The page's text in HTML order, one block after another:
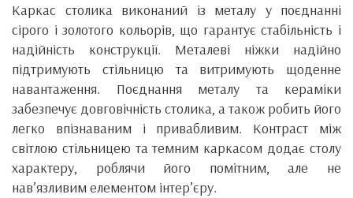
Каркас столика виконаний із металу у поєднанні
сірого і золотого кольорів, що гарантує стабільність і
надійність конструкції. Металеві ніжки надійно
підтримують стільницю та витримують щоденне
навантаження. Поєднання металу та кераміки
забезпечує довговічність столика, а також робить його
легко впізнаваним і привабливим. Контраст між
світлою стільницею та темним каркасом додає столу
характеру, роблячи його помітним, але не
нав’язливим елементом інтер’єру.